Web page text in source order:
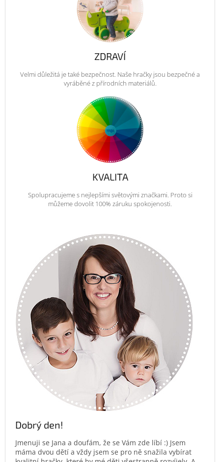
ZDRAVÍ
Velmi důležitá je také bezpečnost. Naše hračky jsou bezpečné a
vyráběné z přírodních materiálů.
KVALITA
Spolupracujeme s nejlepšími světovými značkami. Proto si
můžeme dovolit 100% záruku spokojenosti.
Dobrý den!
Jmenuji se Jana a doufám, že se Vám zde líbí :) Jsem
máma dvou dětí a vždy jsem se pro ně snažila vybírat